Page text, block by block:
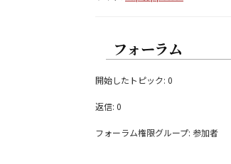
フォーラム
開始したトピック: 0
返信: 0
フォーラム権限グループ: 参加者